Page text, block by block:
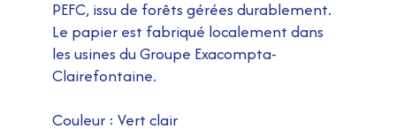
PEFC, issu de forêts gérées durablement.
Le papier est fabriqué localement dans
les usines du Groupe Exacompta-
Clairefontaine.
Couleur : Vert clair